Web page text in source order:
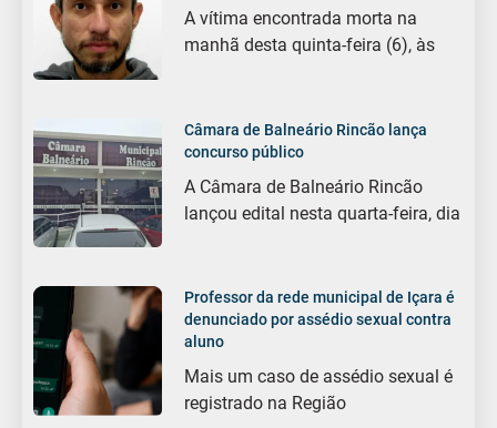
A vítima encontrada morta na
manhã desta quinta-feira (6), às
Câmara de Balneário Rincão lança
concurso público
A Câmara de Balneário Rincão
lançou edital nesta quarta-feira, dia
Professor da rede municipal de Içara é
denunciado por assédio sexual contra
aluno
Mais um caso de assédio sexual é
registrado na Região